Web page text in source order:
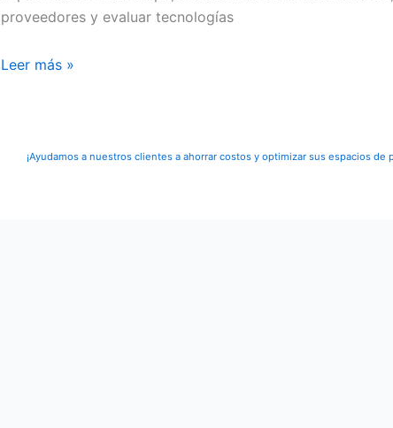
proveedores y evaluar tecnologías
Leer más »
¡Ayudamos a nuestros clientes a ahorrar costos y optimizar sus espacios de